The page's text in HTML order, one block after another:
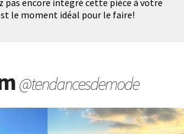
pas encore intégré cette pièce à votre
le moment idéal pour le faire!
@tendancesdemode